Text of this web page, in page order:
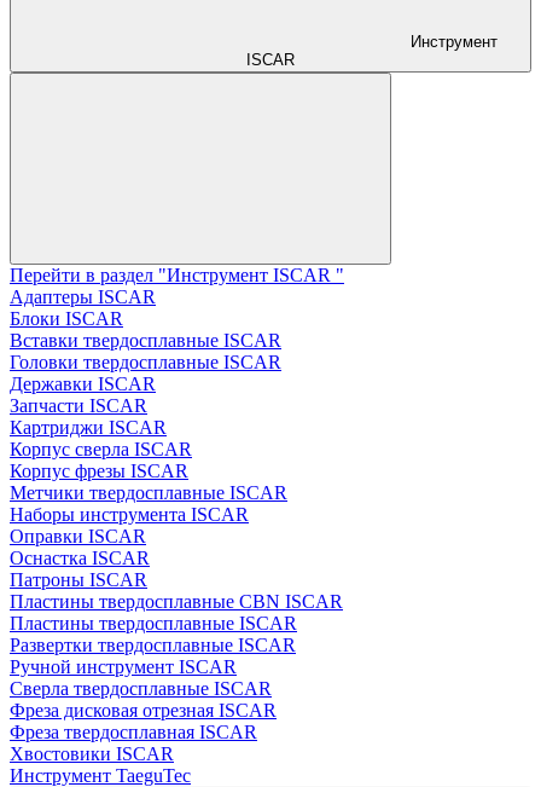
Инструмент
ISCAR
Перейти в раздел "Инструмент ISCAR "
Адаптеры ISCAR
Блоки ISCAR
Вставки твердосплавные ISCAR
Головки твердосплавные ISCAR
Державки ISCAR
Запчасти ISCAR
Картриджи ISCAR
Корпус сверла ISCAR
Корпус фрезы ISCAR
Метчики твердосплавные ISCAR
Наборы инструмента ISCAR
Оправки ISCAR
Оснастка ISCAR
Патроны ISCAR
Пластины твердосплавные CBN ISCAR
Пластины твердосплавные ISCAR
Развертки твердосплавные ISCAR
Ручной инструмент ISCAR
Сверла твердосплавные ISCAR
Фреза дисковая отрезная ISCAR
Фреза твердосплавная ISCAR
Хвостовики ISCAR
Инструмент TaeguTec